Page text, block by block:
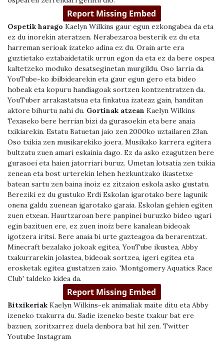
Ospetik harago Kaelyn Wilkins gaur egun ezkongabea da eta
ez du inorekin ateratzen. Nerabezaroa besterik ez du eta
harreman serioak izateko adina ez du. Orain arte era
guztietako eztabaidetatik urrun egon da eta ez da bere ospea
kaltetzeko moduko desatseginetan murgildu. Oso larria da
YouTube-ko ibilbidearekin eta gaur egun gero eta bideo
hobeak eta kopuru handiagoak sortzen kontzentratzen da.
YouTuber arrakastatsua eta finkatua izateaz gain, handitan
aktore bihurtu nahi du. Gortinak atzean Kaelyn Wilkins
Texaseko bere herrian bizi da gurasoekin eta bere anaia
txikiarekin. Estatu Batuetan jaio zen 2000ko uztailaren 23an.
Oso txikia zen musikarekiko joera. Musikako karrera egitera
bultzatu zuen amari eskainia dago. Ez da asko ezagutzen bere
gurasoei eta haien jatorriari buruz. Umetan lotsatia zen txikia
zenean eta bost urterekin lehen hezkuntzako ikastetxe
batean sartu zen baina inoiz ez zitzaion eskola asko gustatu.
Bereziki ez du gustuko Erdi Eskolan igarotako bere lagunik
onena galdu zuenean igarotako garaia. Eskolan gehien egiten
zuen etxean. Haurtzaroan bere panpinei buruzko bideo ugari
egin bazituen ere, ez zuen inoiz bere kanalean bideoak
igotzera iritsi. Bere anaia bi urte gazteagoa da berarentzat.
Minecraft bezalako jokoak egitea, YouTube ikustea, Abby
txakurrarekin jolastea, bideoak sortzea, igeri egitea eta
erosketak egitea gustatzen zaio. 'Montgomery Aquatics Race
Club' taldeko kidea da.
Bitxikeriak Kaelyn Wilkins-ek animaliak maite ditu eta Abby
izeneko txakurra du. Sadie izeneko beste txakur bat ere
bazuen, zoritxarrez duela denbora bat hil zen. Twitter
Youtube Instagram